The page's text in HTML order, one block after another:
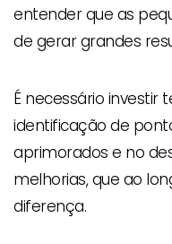
entender que as
de gerar grandes
É necessário investir
identificação de
aprimorados e no
melhorias, que ao
diferença.